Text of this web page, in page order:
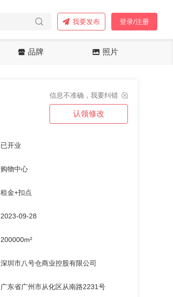
我要发布 登录/注册
品牌 照片
信息不准确，我要纠错
认领修改
已开业
购物中心
租金+扣点
2023-09-28
200000m²
深圳市八号仓商业控股有限公司
广东省广州市从化区从南路2231号